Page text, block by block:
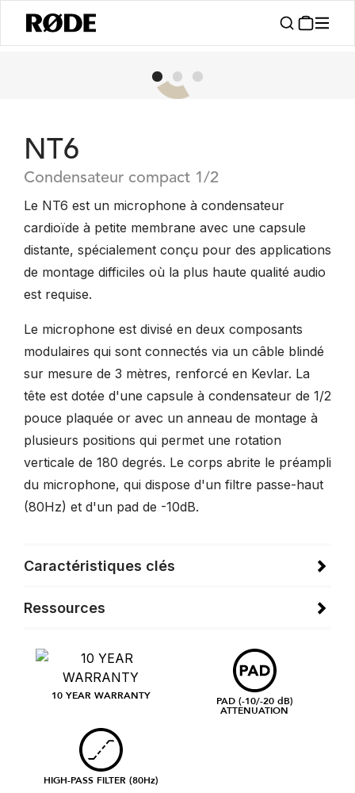
NT6
Condensateur compact 1/2
Le NT6 est un microphone à condensateur
cardioïde à petite membrane avec une capsule
distante, spécialement conçu pour des applications
de montage difficiles où la plus haute qualité audio
est requise.
Le microphone est divisé en deux composants
modulaires qui sont connectés via un câble blindé
sur mesure de 3 mètres, renforcé en Kevlar. La
tête est dotée d'une capsule à condensateur de 1/2
pouce plaquée or avec un anneau de montage à
plusieurs positions qui permet une rotation
verticale de 180 degrés. Le corps abrite le préampli
du microphone, qui dispose d'un filtre passe-haut
(80Hz) et d'un pad de -10dB.
Caractéristiques clés
Ressources
10 YEAR WARRANTY PAD (-10/-20 dB)
ATTENUATION
HIGH-PASS FILTER (80Hz)